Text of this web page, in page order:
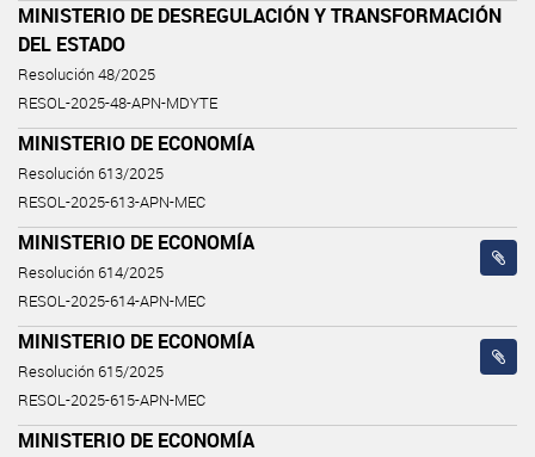
MINISTERIO DE DESREGULACIÓN Y TRANSFORMACIÓN
DEL ESTADO
Resolución 48/2025
RESOL-2025-48-APN-MDYTE
MINISTERIO DE ECONOMÍA
Resolución 613/2025
RESOL-2025-613-APN-MEC
MINISTERIO DE ECONOMÍA
Resolución 614/2025
RESOL-2025-614-APN-MEC
MINISTERIO DE ECONOMÍA
Resolución 615/2025
RESOL-2025-615-APN-MEC
MINISTERIO DE ECONOMÍA